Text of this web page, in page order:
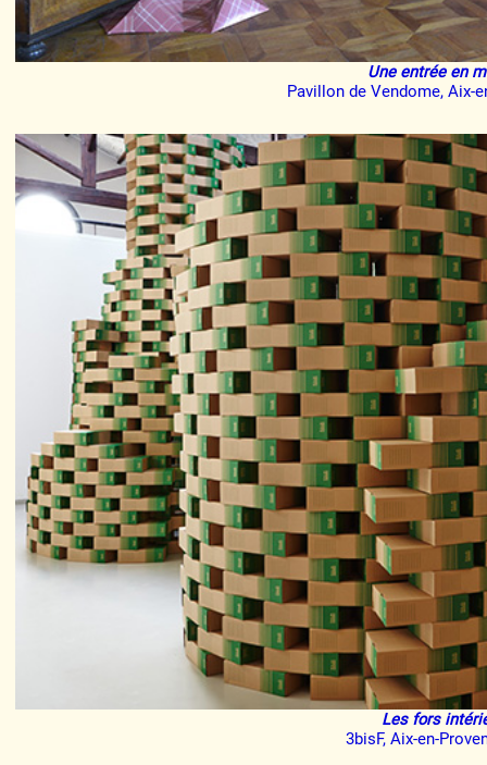
Une entrée en
Pavillon de Vendome, Aix-
Les fors
3bisF, Aix-en-